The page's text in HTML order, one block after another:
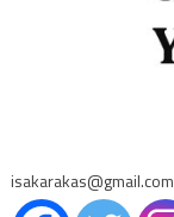
isakarakas@gmail.com